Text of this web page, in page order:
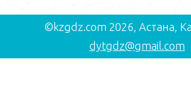
©kzgdz.com 2026, Астана,
dytgdz@gmail.com